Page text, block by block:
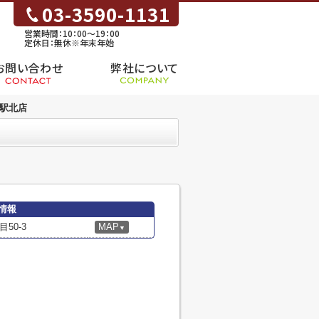
03-3590-1131
営業時間：10：00～19：00
定休日：無休※年末年始
問い合わせ 弊社について
北店
報
50-3
MAP ▼